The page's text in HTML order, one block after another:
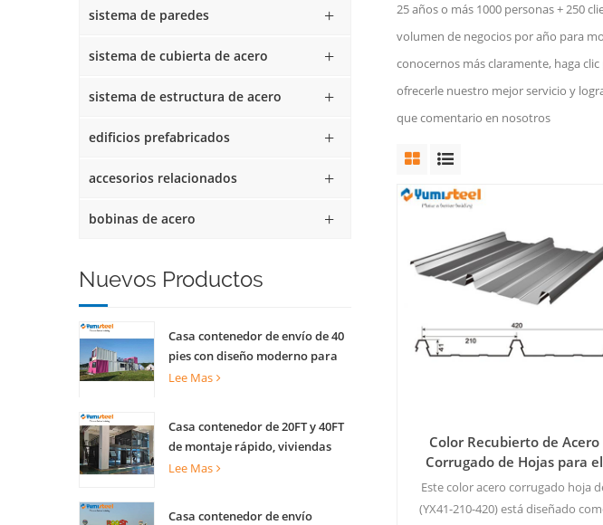
sistema de paredes
sistema de cubierta de acero
sistema de estructura de acero
edificios prefabricados
accesorios relacionados
bobinas de acero
Nuevos Productos
Casa contenedor de envío de 40
pies con diseño moderno para
quiosco comercial callejero
Lee Mas
Casa contenedor de 20FT y 40FT
de montaje rápido, viviendas
prefabricadas para vivir
Lee Mas
Casa contenedor de envío
25 años o más 1000 personas + 250
volumen de negocios por año para
conocernos más claramente, haga
ofrecerle nuestro mejor servicio y
que comentario en nosotros
Color Recubierto de Acero
Corrugado de Hojas para el
Techo
Este color acero corrugado hoja
(YX41-210-420) está diseñado